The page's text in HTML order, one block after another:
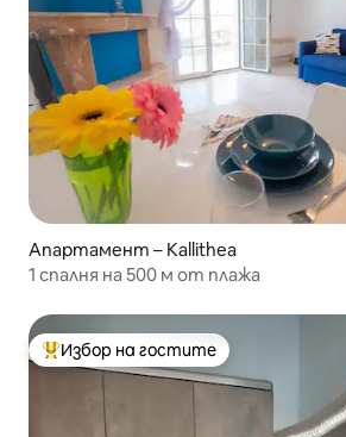
Апартамент – Kallithea
1 спалня на 500 м от плажа
Най-популярен избор на гостите
Избор на гостите